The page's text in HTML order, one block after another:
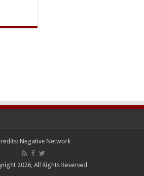
Negative Network
2026, All Rights Reserved